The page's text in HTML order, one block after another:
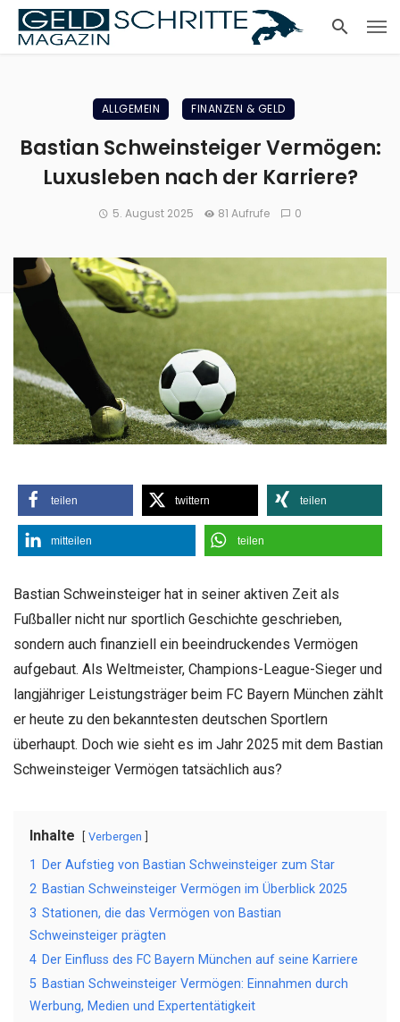
ALLGEMEIN FINANZEN & GELD
Bastian Schweinsteiger Vermögen:
Luxusleben nach der Karriere?
5. August 2025 81 Aufrufe 0
teilen twittern teilen
mitteilen teilen
Bastian Schweinsteiger hat in seiner aktiven Zeit als
Fußballer nicht nur sportlich Geschichte geschrieben,
sondern auch finanziell ein beeindruckendes Vermögen
aufgebaut. Als Weltmeister, Champions-League-Sieger und
langjähriger Leistungsträger beim FC Bayern München zählt
er heute zu den bekanntesten deutschen Sportlern
überhaupt. Doch wie sieht es im Jahr 2025 mit dem Bastian
Schweinsteiger Vermögen tatsächlich aus?
Inhalte Verbergen
1
Der Aufstieg von Bastian Schweinsteiger zum Star
2 Bastian Schweinsteiger Vermögen im Überblick 2025
3 Stationen, die das Vermögen von Bastian
Schweinsteiger prägten
4 Der Einfluss des FC Bayern München auf seine Karriere
5 Bastian Schweinsteiger Vermögen: Einnahmen durch
Werbung, Medien und Expertentätigkeit